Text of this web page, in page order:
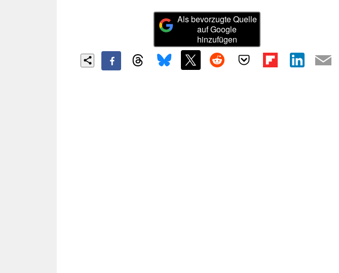
Als bevorzugte Quelle
auf Google
hinzufügen